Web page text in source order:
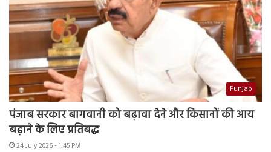
Punjab
पंजाब सरकार बागवानी को बढ़ावा देने और किसानों की आय
बढ़ाने के लिए प्रतिबद्ध
24 July 2026 - 1:45 PM